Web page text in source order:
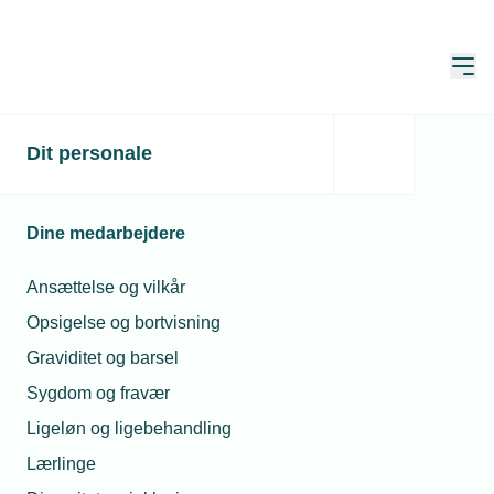
Dit personale
Dine medarbejdere
Ansættelse og vilkår
Opsigelse og bortvisning
Graviditet og barsel
Sygdom og fravær
Ligeløn og ligebehandling
Lærlinge
Tørken truer i